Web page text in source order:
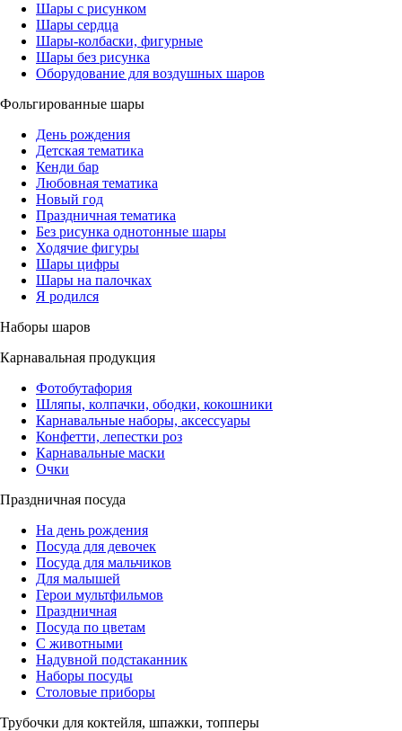
Шары с рисунком
Шары сердца
Шары-колбаски, фигурные
Шары без рисунка
Оборудование для воздушных шаров
Фольгированные шары
День рождения
Детская тематика
Кенди бар
Любовная тематика
Новый год
Праздничная тематика
Без рисунка однотонные шары
Ходячие фигуры
Шары цифры
Шары на палочках
Я родился
Наборы шаров
Карнавальная продукция
Фотобутафория
Шляпы, колпачки, ободки, кокошники
Карнавальные наборы, аксессуары
Конфетти, лепестки роз
Карнавальные маски
Очки
Праздничная посуда
На день рождения
Посуда для девочек
Посуда для мальчиков
Для малышей
Герои мультфильмов
Праздничная
Посуда по цветам
С животными
Надувной подстаканник
Наборы посуды
Столовые приборы
Трубочки для коктейля, шпажки, топперы